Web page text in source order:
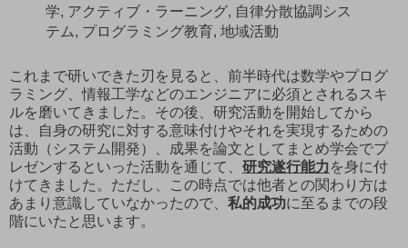
学, アクティブ・ラーニング, 自律分散協調シス
テム, プログラミング教育, 地域活動
これまで研いできた刃を見ると、前半時代は数学やプログ
ラミング、情報工学などのエンジニアに必須とされるスキ
ルを磨いてきました。その後、研究活動を開始してから
は、自身の研究に対する意味付けやそれを実現するための
活動（システム開発）、成果を論文としてまとめ学会でプ
レゼンするといった活動を通じて、 研究遂行能力を身に付
けてきました。ただし、この時点では他者との関わり方は
あまり意識していなかったので、 私的成功に至るまでの段
階にいたと思います。